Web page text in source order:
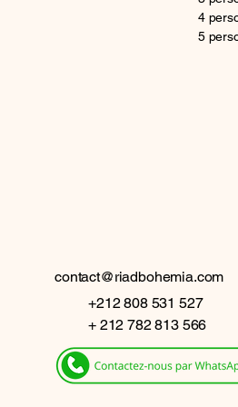
4
5
contact@riadbohemia.com
+212 808 531 527
+ 212 782 813 566